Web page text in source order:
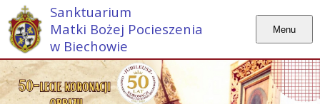
Sanktuarium
Matki Bożej Pocieszenia
w Biechowie
Menu